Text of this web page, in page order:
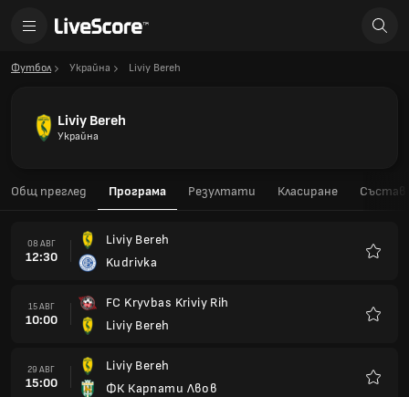
Футбол Украйна Liviy Bereh
Liviy Bereh
Украйна
Общ преглед Програма Резултати Класиране Състав
08 АВГ
12:30
Liviy Bereh
Kudrivka
15 АВГ
10:00
FC Kryvbas Kriviy Rih
Liviy Bereh
29 АВГ
15:00
Liviy Bereh
ФК Карпати Лвов